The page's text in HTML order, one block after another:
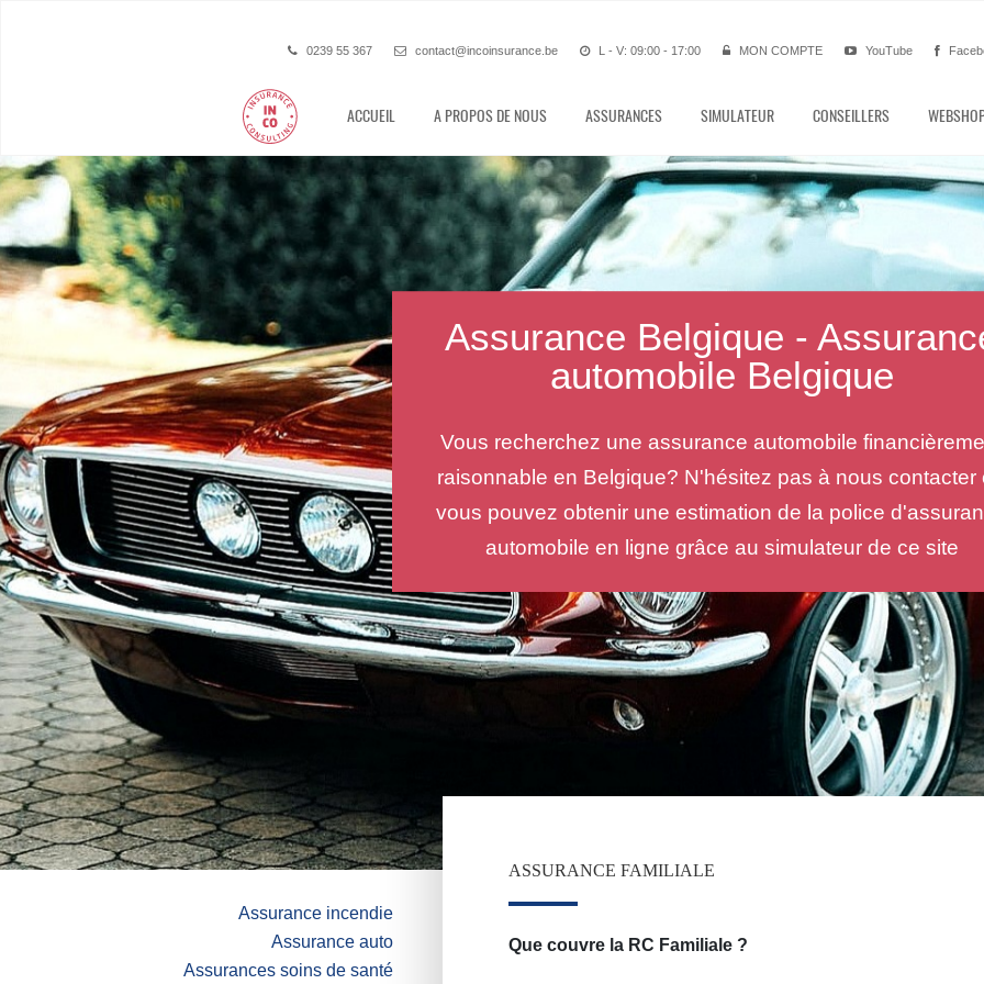
0239 55 367 contact@incoinsurance.be L - V: 09:00 - 17:00 MON COMPTE YouTube
ACCUEIL A PROPOS DE NOUS ASSURANCES SIMULATEUR CONSEILLERS
Assurance Belgique -
automobile Belgique
Vous recherchez une assurance automobile
raisonnable en Belgique? N'hésitez pas à nous contacter
vous pouvez obtenir une estimation de la police
automobile en ligne grâce au simulateur de ce site
Assurance incendie
Assurance auto
Assurances soins de santé
ASSURANCE FAMILIALE
Que couvre la RC Familiale ?